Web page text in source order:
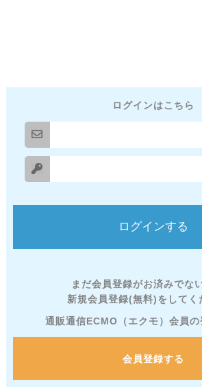
ログインはこちら
まだ会員登録がお済みでな
新規会員登録(無料)をしてく
通販通信ECMO（エクモ）会員の
会員登録する